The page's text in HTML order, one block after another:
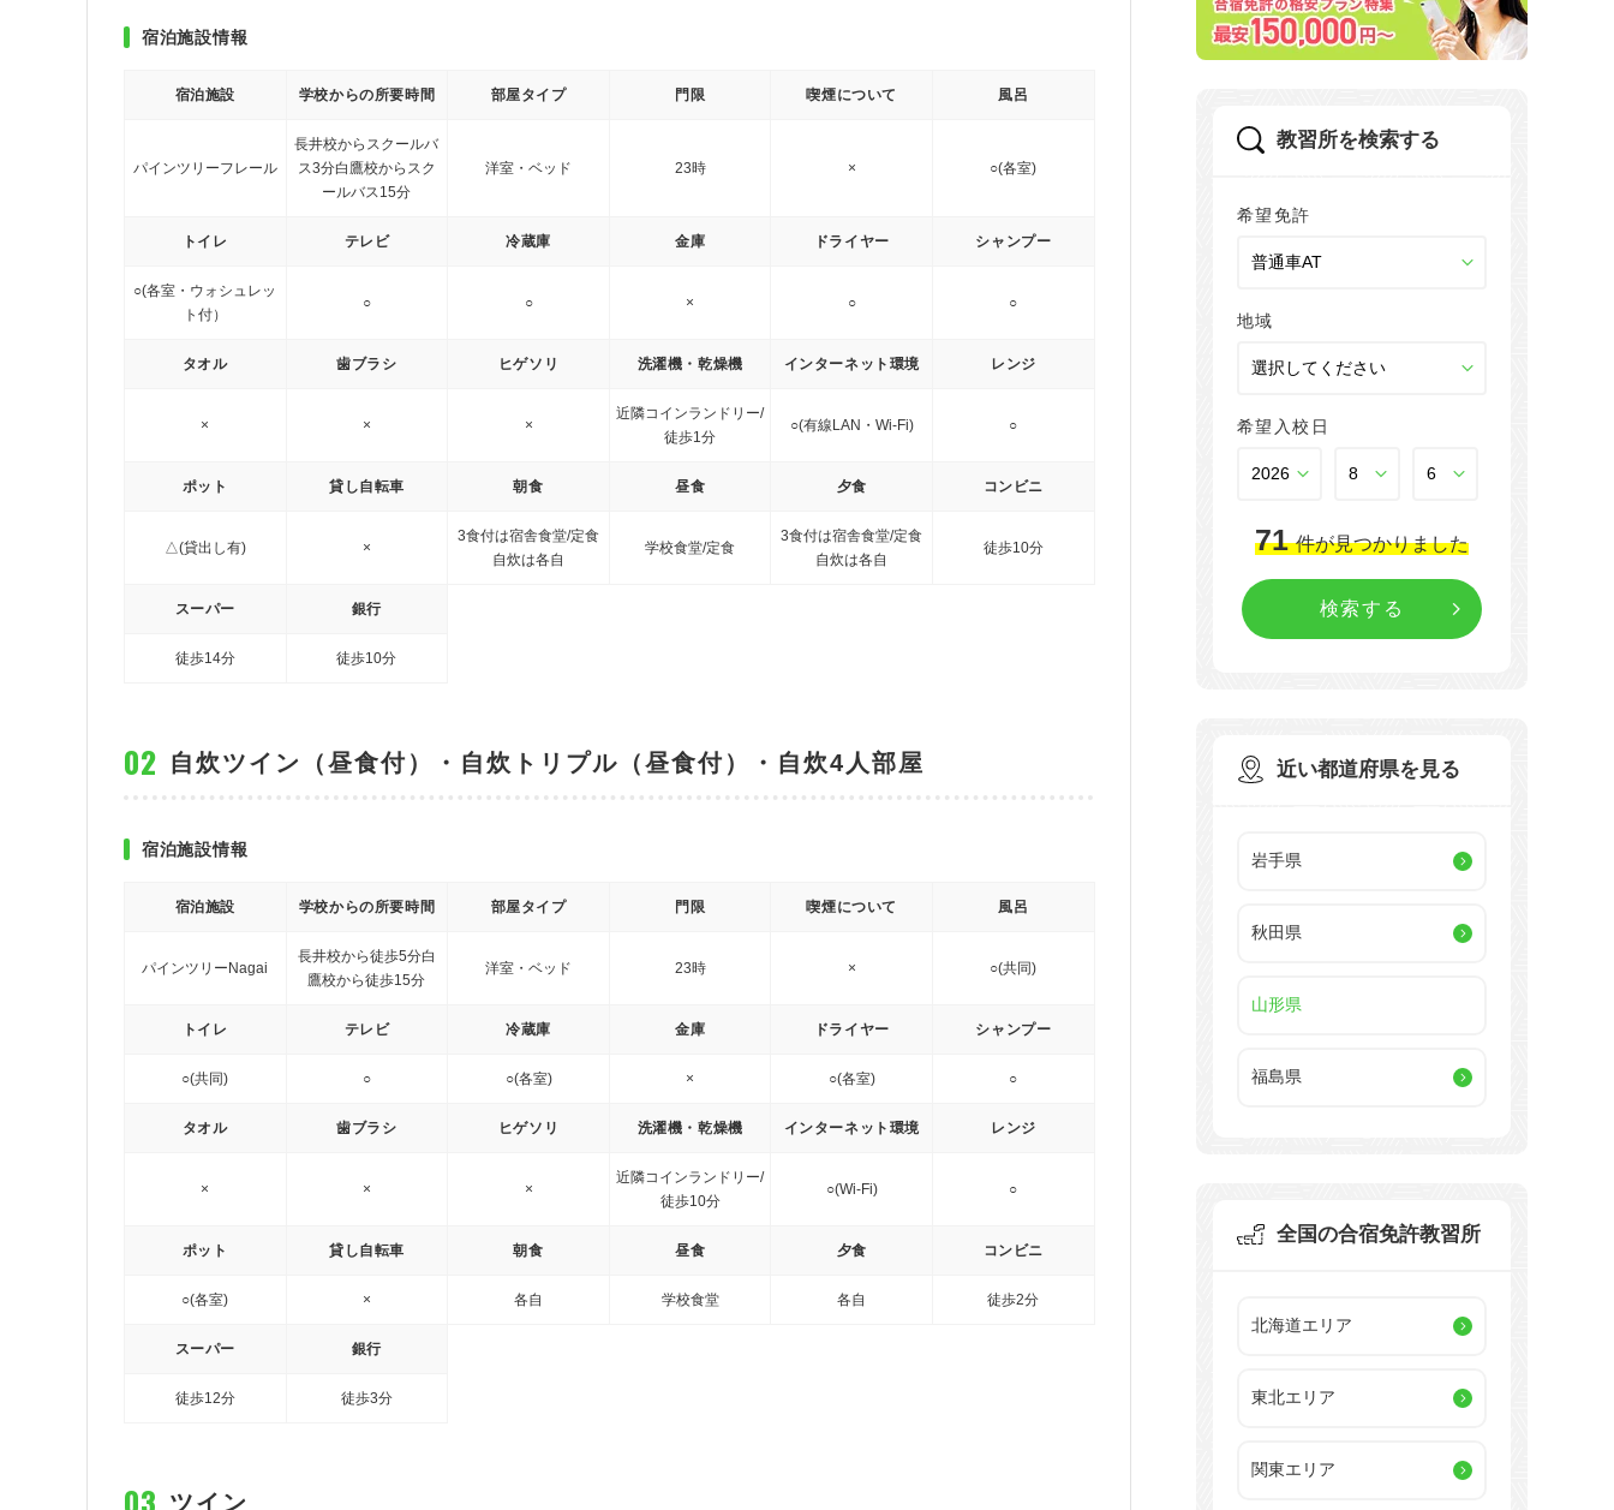
宿泊施設情報
宿泊施設
パインツリーフレール
学校からの所要時間
長井校からスクールバ
ス3分白鷹校からスク
ールバス15分
部屋タイプ
洋室・ベッド
門限
23時
喫煙について
×
風呂
○(各室)
トイレ
○(各室・ウォシュレッ
ト付）
テレビ
○
冷蔵庫
○
金庫
×
ドライヤー
○
シャンプー
○
タオル
×
歯ブラシ
×
ヒゲソリ
×
洗濯機・乾燥機
近隣コインランドリー/
徒歩1分
インターネット環境
○(有線LAN・Wi-Fi)
レンジ
○
ポット
△(貸出し有)
貸し自転車
×
朝食
3食付は宿舎食堂/定食
自炊は各自
昼食
学校食堂/定食
夕食
3食付は宿舎食堂/定食
自炊は各自
コンビニ
徒歩10分
スーパー
徒歩14分
銀行
徒歩10分
自炊ツイン（昼食付）・自炊トリプル（昼食付）・自炊4人部屋
宿泊施設情報
宿泊施設
パインツリーNagai
学校からの所要時間
長井校から徒歩5分白
鷹校から徒歩15分
部屋タイプ
洋室・ベッド
門限
23時
喫煙について
×
風呂
○(共同)
トイレ
○(共同)
テレビ
○
冷蔵庫
○(各室)
金庫
×
ドライヤー
○(各室)
シャンプー
○
タオル
×
歯ブラシ
×
ヒゲソリ
×
洗濯機・乾燥機
近隣コインランドリー/
徒歩10分
インターネット環境
○(Wi-Fi)
レンジ
○
ポット
○(各室)
貸し自転車
×
朝食
各自
昼食
学校食堂
夕食
各自
コンビニ
徒歩2分
スーパー
徒歩12分
銀行
徒歩3分
ツイン
教習所を検索する
希望免許
地域
希望入校日
71 件が見つかりました
近い都道府県を見る
岩手県
秋田県
山形県
福島県
全国の合宿免許教習所
北海道エリア
東北エリア
関東エリア